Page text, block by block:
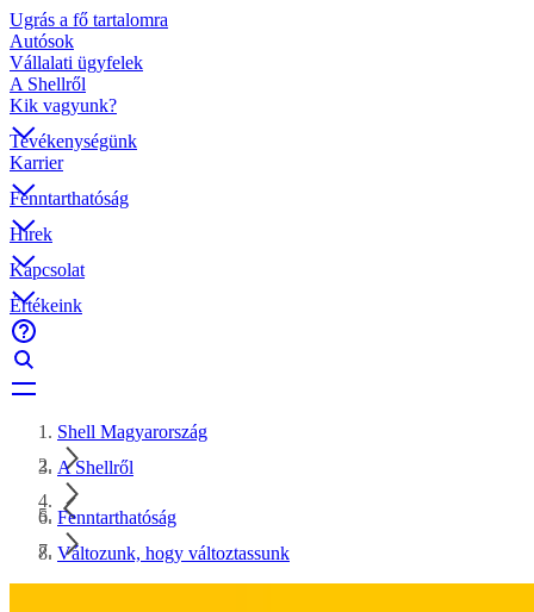
Ugrás a fő tartalomra
Autósok
Vállalati ügyfelek
A Shellről
Kik vagyunk?
Tevékenységünk
Karrier
Fenntarthatóság
Hírek
Kapcsolat
Értékeink
Shell Magyarország
A Shellről
Fenntarthatóság
Változunk, hogy változtassunk